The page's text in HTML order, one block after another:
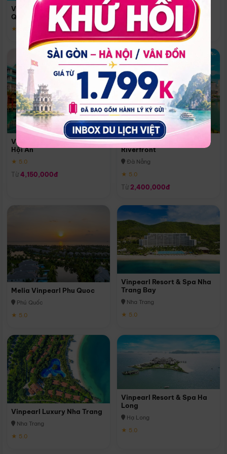
Vinpearl Resort & Spa Phu
Quoc
★ 5.0
Quoc
Phú Quốc
★ 5.0
Vinpearl Resort & Golf Nam
Hội An
★ 5.0
Từ 4,150,000đ
Melia Vinpearl Danang
Riverfront
Đà Nẵng
★ 5.0
Từ 2,400,000đ
Melia Vinpearl Phu Quoc
Phú Quốc
★ 5.0
Vinpearl Resort & Spa Nha
Trang Bay
Nha Trang
★ 5.0
Vinpearl Luxury Nha Trang
Nha Trang
★ 5.0
Vinpearl Resort & Spa Ha
Long
Hạ Long
★ 5.0